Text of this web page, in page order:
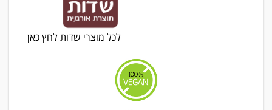
לכל מוצרי שדות לחץ כאן